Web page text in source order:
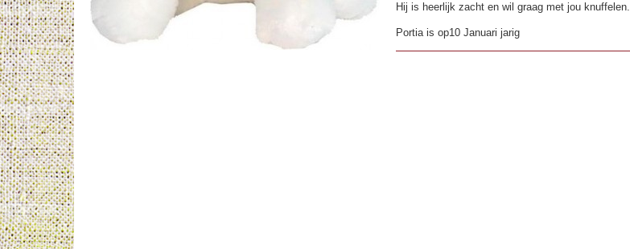
Hij is heerlijk zacht en wil graag met jou knuffelen.
Portia is op10 Januari jarig